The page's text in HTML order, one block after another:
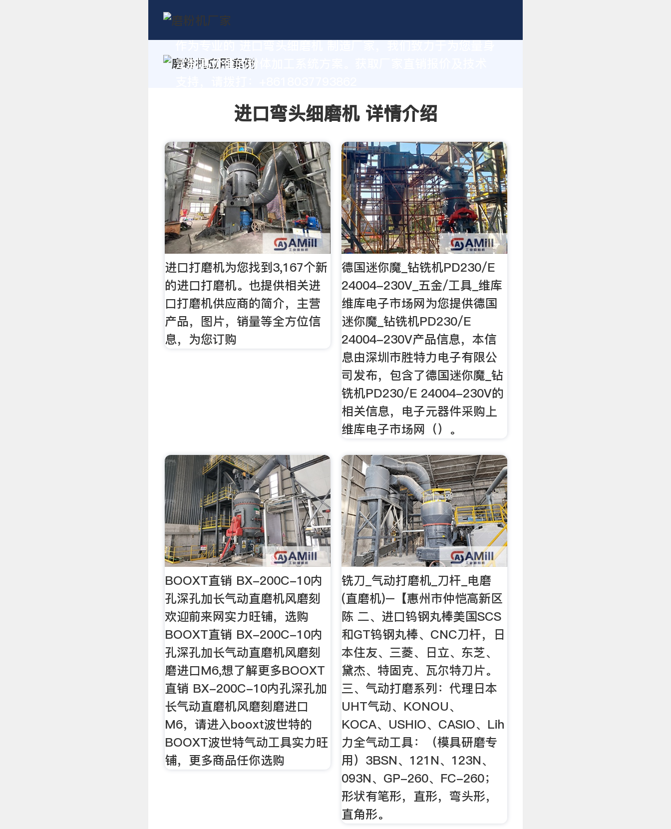
定制高价值的粉体加工系统方案。获取厂家直销报价及技术
进口弯头细磨机 详情介绍
进口打磨机为您找到3,167个新
的进口打磨机。也提供相关进
口打磨机供应商的简介，主营
产品，图片，销量等全方位信
息，为您订购
德国迷你魔_钻铣机PD230/E
24004-230V_五金/工具_维库
维库电子市场网为您提供德国
迷你魔_钻铣机PD230/E
24004-230V产品信息，本信
息由深圳市胜特力电子有限公
司发布，包含了德国迷你魔_钻
铣机PD230/E 24004-230V的
相关信息，电子元器件采购上
维库电子市场网（）。
BOOXT直销 BX-200C-10内
孔深孔加长气动直磨机风磨刻
欢迎前来网实力旺铺，选购
BOOXT直销 BX-200C-10内
孔深孔加长气动直磨机风磨刻
磨进口M6,想了解更多BOOXT
直销 BX-200C-10内孔深孔加
长气动直磨机风磨刻磨进口
M6，请进入booxt波世特的
BOOXT波世特气动工具实力旺
铺，更多商品任你选购
铣刀_气动打磨机_刀杆_电磨
(直磨机)–【惠州市仲恺高新区
陈 二、进口钨钢丸棒美国SCS
和GT钨钢丸棒、CNC刀杆，日
本住友、三菱、日立、东芝、
黛杰、特固克、瓦尔特刀片。
三、气动打磨系列：代理日本
UHT气动、KONOU、
KOCA、USHIO、CASIO、Lih
力全气动工具：（模具研磨专
用）3BSN、121N、123N、
093N、GP-260、FC-260；
形状有笔形，直形，弯头形，
直角形。